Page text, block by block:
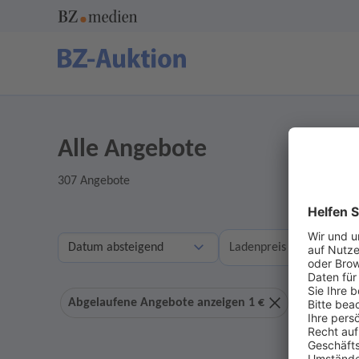
Alle Angebote
307 Angebote
Ladenpreis
Abgelaufene Angebote anzeigen 1 € Ohne